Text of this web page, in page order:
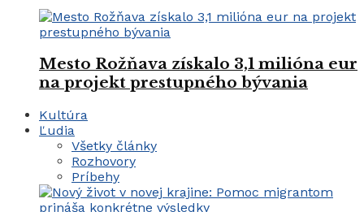
Mesto Rožňava získalo 3,1 milióna eur
na projekt prestupného bývania
Kultúra
Ľudia
Všetky články
Rozhovory
Príbehy